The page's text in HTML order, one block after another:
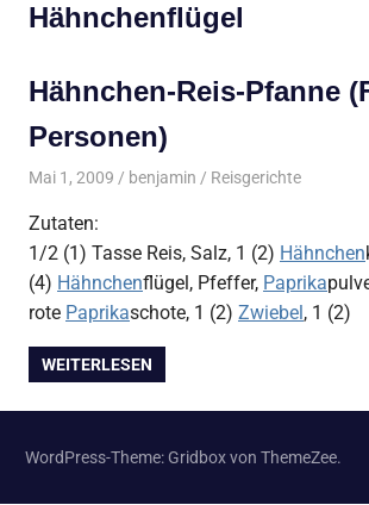
Hähnchenflügel
Hähnchen-Reis-Pfanne
Personen)
Mai 1, 2009 benjamin Reisgerichte
Zutaten:
1/2 (1) Tasse Reis, Salz, 1 (2) Hähnchen
(4) Hähnchenflügel, Pfeffer, Paprika
rote Paprikaschote, 1 (2) Zwiebel, 1 (2)
WEITERLESEN
WordPress-Theme: Gridbox von ThemeZee.